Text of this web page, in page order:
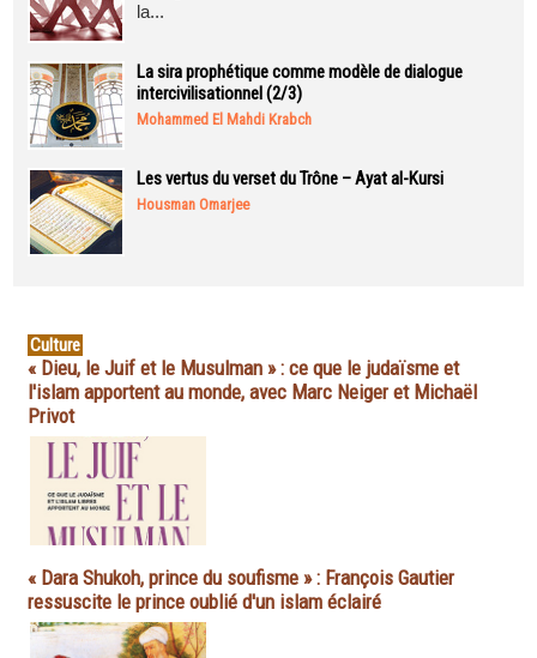
la...
La sira prophétique comme modèle de dialogue
intercivilisationnel (2/3)
Mohammed El Mahdi Krabch
Les vertus du verset du Trône – Ayat al-Kursi
Housman Omarjee
Culture
« Dieu, le Juif et le Musulman » : ce que le judaïsme et
l'islam apportent au monde, avec Marc Neiger et Michaël
Privot
« Dara Shukoh, prince du soufisme » : François Gautier
ressuscite le prince oublié d'un islam éclairé